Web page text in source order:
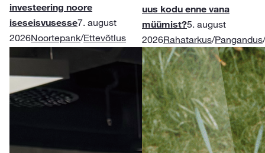
investeering noore
iseseisvusesse7. august
2026Noortepank/Ettevõtlus
uus kodu enne vana
müümist?5. august
2026Rahatarkus/Pangandus/